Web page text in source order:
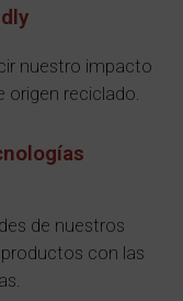
nuestro impacto
origen reciclado.
de nuestros
con las